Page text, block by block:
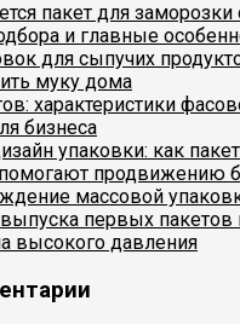
пакет для заморозки
и главные
для сыпучих
муку дома
характеристики
бизнеса
упаковки: как
продвижению
массовой
первых пакетов
высокого давления